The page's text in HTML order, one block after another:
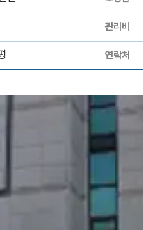
관리비
연락처